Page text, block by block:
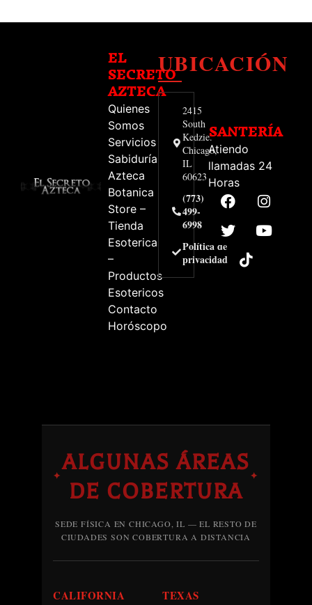
EL
SECRETO
AZTECA
Quienes
Somos
Servicios
Sabiduría
Azteca
Botanica
Store –
Tienda
Esoterica
–
Productos
Esotericos
Contacto
Horóscopo
UBICACIÓN
2415
South
Kedzie.
Chicago,
IL
60623
(773)
499-
6998
Política de
privacidad
SANTERÍA
Atiendo
llamadas 24
Horas
✦
ALGUNAS ÁREAS
DE COBERTURA
✦
SEDE FÍSICA EN CHICAGO, IL — EL RESTO DE
CIUDADES SON COBERTURA A DISTANCIA
CALIFORNIA TEXAS